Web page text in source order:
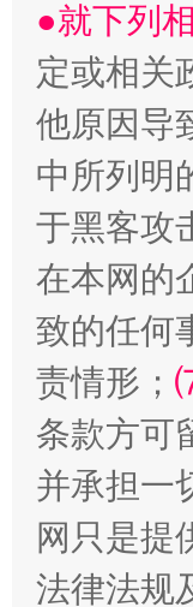
受贿1.44亿
全民健身五年
●就下列
定或相关
他原因导
中所列明
于黑客攻
在本网的
致的任何
责情形；
条款方可
并承担一
网只是提
法律法规